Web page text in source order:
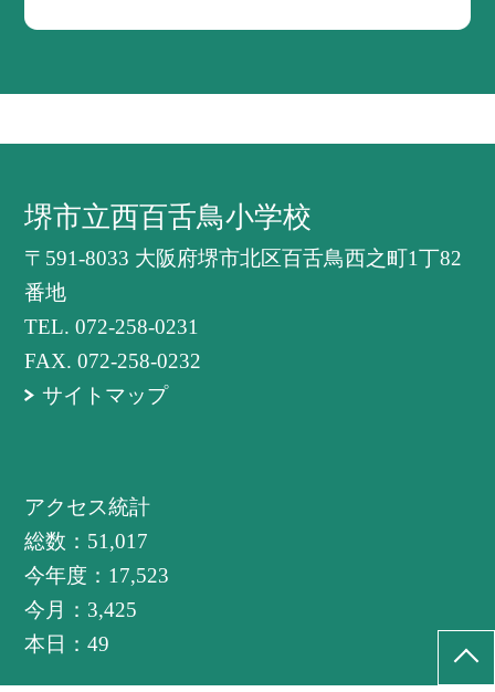
堺市立西百舌鳥小学校
〒591-8033 大阪府堺市北区百舌鳥西之町1丁82
番地
TEL.072-258-0231
FAX. 072-258-0232
サイトマップ
アクセス統計
総数： 51,017
今年度： 17,523
今月： 3,425
本日：49